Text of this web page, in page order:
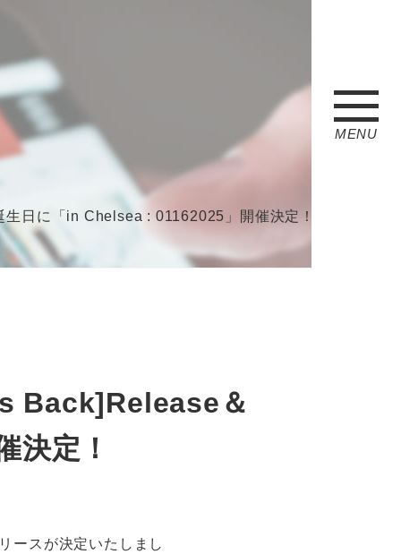
MENU
日に「in Chelsea : 01162025」開催決定！
Back]Release＆
決定！
ースが決定いたしまし